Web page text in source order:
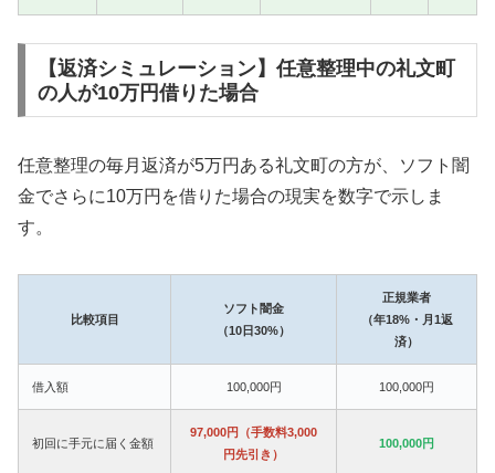
【返済シミュレーション】任意整理中の礼文町
の人が10万円借りた場合
任意整理の毎月返済が5万円ある礼文町の方が、ソフト闇
金でさらに10万円を借りた場合の現実を数字で示しま
す。
比較項目
ソフト闇金
（10日30%）
正規業者
（年18%・月1返
済）
借入額 100,000円 100,000円
初回に手元に届く金額
97,000円（手数料3,000
円先引き）
100,000円